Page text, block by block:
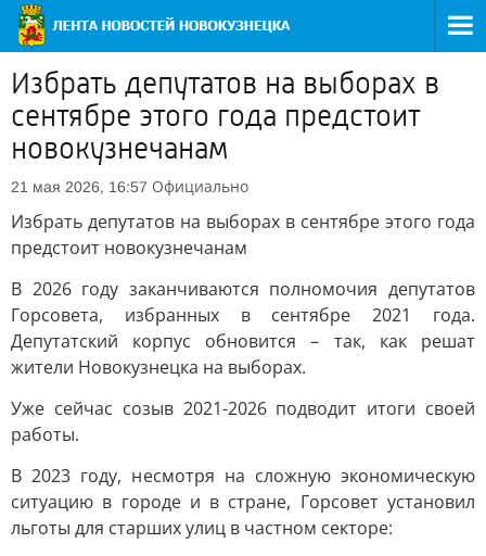
Избрать депутатов на выборах в
сентябре этого года предстоит
новокузнечанам
21 мая 2026, 16:57 Официально
Избрать депутатов на выборах в сентябре этого года
предстоит новокузнечанам
В 2026 году заканчиваются полномочия депутатов
Горсовета, избранных в сентябре 2021 года.
Депутатский корпус обновится – так, как решат
жители Новокузнецка на выборах.
Уже сейчас созыв 2021-2026 подводит итоги своей
работы.
В 2023 году, несмотря на сложную экономическую
ситуацию в городе и в стране, Горсовет установил
льготы для старших улиц в частном секторе: